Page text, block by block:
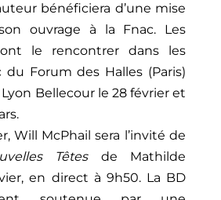
bénéficiera d’une mise
ouvrage à la Fnac. Les
le rencontrer dans les
du Forum des Halles (Paris)
Bellecour le 28 février et
Will McPhail sera l’invité de
Têtesde Mathilde
en direct à 9h50. La BD